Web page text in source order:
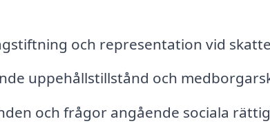
och representation vid
uppehållstillstånd och
och frågor angående sociala